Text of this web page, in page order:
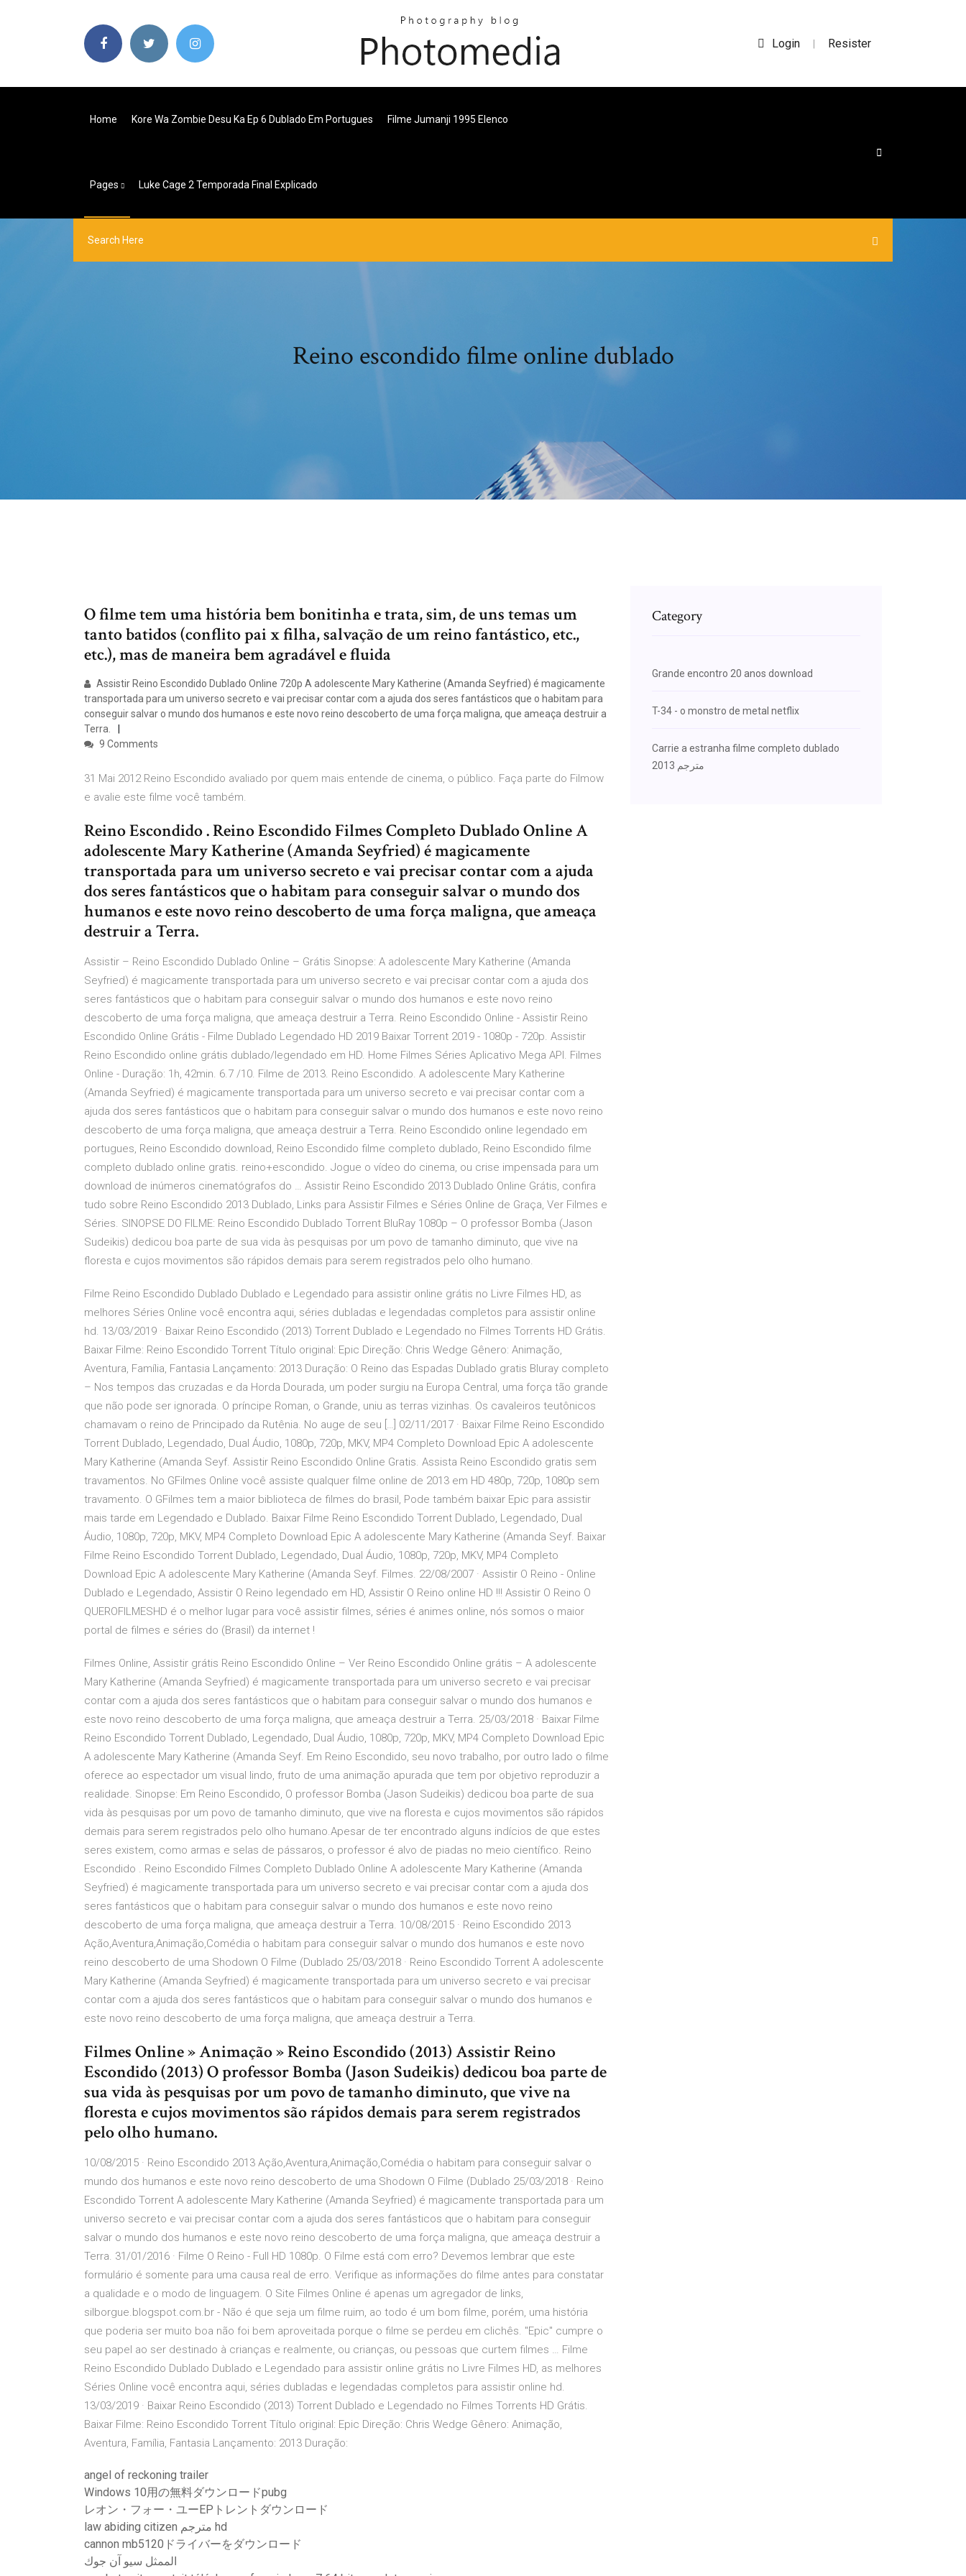
Login | Resister
Home Kore Wa Zombie Desu Ka Ep 6 Dublado Em Portugues Filme Jumanji 1995 Elenco
Pages Luke Cage 2 Temporada Final Explicado
Reino escondido filme online dublado
O filme tem uma história bem bonitinha e trata, sim, de uns temas um
tanto batidos (conflito pai x filha, salvação de um reino fantástico, etc.,
etc.), mas de maneira bem agradável e fluida
Assistir Reino Escondido Dublado Online 720p A adolescente Mary Katherine (Amanda Seyfried) é magicamente
transportada para um universo secreto e vai precisar contar com a ajuda dos seres fantásticos que o habitam para
conseguir salvar o mundo dos humanos e este novo reino descoberto de uma força maligna, que ameaça destruir a
Terra.
9 Comments
31 Mai 2012 Reino Escondido avaliado por quem mais entende de cinema, o público. Faça parte do Filmow
e avalie este filme você também.
Reino Escondido . Reino Escondido Filmes Completo Dublado Online A
adolescente Mary Katherine (Amanda Seyfried) é magicamente
transportada para um universo secreto e vai precisar contar com a ajuda
dos seres fantásticos que o habitam para conseguir salvar o mundo dos
humanos e este novo reino descoberto de uma força maligna, que ameaça
destruir a Terra.
Assistir – Reino Escondido Dublado Online – Grátis Sinopse: A adolescente Mary Katherine (Amanda
Seyfried) é magicamente transportada para um universo secreto e vai precisar contar com a ajuda dos
seres fantásticos que o habitam para conseguir salvar o mundo dos humanos e este novo reino
descoberto de uma força maligna, que ameaça destruir a Terra. Reino Escondido Online - Assistir Reino
Escondido Online Grátis - Filme Dublado Legendado HD 2019 Baixar Torrent 2019 - 1080p - 720p. Assistir
Reino Escondido online grátis dublado/legendado em HD. Home Filmes Séries Aplicativo Mega API. Filmes
Online - Duração: 1h, 42min. 6.7 /10. Filme de 2013. Reino Escondido. A adolescente Mary Katherine
(Amanda Seyfried) é magicamente transportada para um universo secreto e vai precisar contar com a
ajuda dos seres fantásticos que o habitam para conseguir salvar o mundo dos humanos e este novo reino
descoberto de uma força maligna, que ameaça destruir a Terra. Reino Escondido online legendado em
portugues, Reino Escondido download, Reino Escondido filme completo dublado, Reino Escondido filme
completo dublado online gratis. reino+escondido. Jogue o vídeo do cinema, ou crise impensada para um
download de inúmeros cinematógrafos do … Assistir Reino Escondido 2013 Dublado Online Grátis, confira
tudo sobre Reino Escondido 2013 Dublado, Links para Assistir Filmes e Séries Online de Graça, Ver Filmes e
Séries. SINOPSE DO FILME: Reino Escondido Dublado Torrent BluRay 1080p – O professor Bomba (Jason
Sudeikis) dedicou boa parte de sua vida às pesquisas por um povo de tamanho diminuto, que vive na
floresta e cujos movimentos são rápidos demais para serem registrados pelo olho humano.
Filme Reino Escondido Dublado Dublado e Legendado para assistir online grátis no Livre Filmes HD, as
melhores Séries Online você encontra aqui, séries dubladas e legendadas completos para assistir online
hd. 13/03/2019 · Baixar Reino Escondido (2013) Torrent Dublado e Legendado no Filmes Torrents HD Grátis.
Baixar Filme: Reino Escondido Torrent Título original: Epic Direção: Chris Wedge Gênero: Animação,
Aventura, Família, Fantasia Lançamento: 2013 Duração: O Reino das Espadas Dublado gratis Bluray completo
– Nos tempos das cruzadas e da Horda Dourada, um poder surgiu na Europa Central, uma força tão grande
que não pode ser ignorada. O príncipe Roman, o Grande, uniu as terras vizinhas. Os cavaleiros teutônicos
chamavam o reino de Principado da Rutênia. No auge de seu […] 02/11/2017 · Baixar Filme Reino Escondido
Torrent Dublado, Legendado, Dual Áudio, 1080p, 720p, MKV, MP4 Completo Download Epic A adolescente
Mary Katherine (Amanda Seyf. Assistir Reino Escondido Online Gratis. Assista Reino Escondido gratis sem
travamentos. No GFilmes Online você assiste qualquer filme online de 2013 em HD 480p, 720p, 1080p sem
travamento. O GFilmes tem a maior biblioteca de filmes do brasil, Pode também baixar Epic para assistir
mais tarde em Legendado e Dublado. Baixar Filme Reino Escondido Torrent Dublado, Legendado, Dual
Áudio, 1080p, 720p, MKV, MP4 Completo Download Epic A adolescente Mary Katherine (Amanda Seyf. Baixar
Filme Reino Escondido Torrent Dublado, Legendado, Dual Áudio, 1080p, 720p, MKV, MP4 Completo
Download Epic A adolescente Mary Katherine (Amanda Seyf. Filmes. 22/08/2007 · Assistir O Reino - Online
Dublado e Legendado, Assistir O Reino legendado em HD, Assistir O Reino online HD !!! Assistir O Reino O
QUEROFILMESHD é o melhor lugar para você assistir filmes, séries é animes online, nós somos o maior
portal de filmes e séries do (Brasil) da internet !
Filmes Online, Assistir grátis Reino Escondido Online – Ver Reino Escondido Online grátis – A adolescente
Mary Katherine (Amanda Seyfried) é magicamente transportada para um universo secreto e vai precisar
contar com a ajuda dos seres fantásticos que o habitam para conseguir salvar o mundo dos humanos e
este novo reino descoberto de uma força maligna, que ameaça destruir a Terra. 25/03/2018 · Baixar Filme
Reino Escondido Torrent Dublado, Legendado, Dual Áudio, 1080p, 720p, MKV, MP4 Completo Download Epic
A adolescente Mary Katherine (Amanda Seyf. Em Reino Escondido, seu novo trabalho, por outro lado o filme
oferece ao espectador um visual lindo, fruto de uma animação apurada que tem por objetivo reproduzir a
realidade. Sinopse: Em Reino Escondido, O professor Bomba (Jason Sudeikis) dedicou boa parte de sua
vida às pesquisas por um povo de tamanho diminuto, que vive na floresta e cujos movimentos são rápidos
demais para serem registrados pelo olho humano.Apesar de ter encontrado alguns indícios de que estes
seres existem, como armas e selas de pássaros, o professor é alvo de piadas no meio científico. Reino
Escondido . Reino Escondido Filmes Completo Dublado Online A adolescente Mary Katherine (Amanda
Seyfried) é magicamente transportada para um universo secreto e vai precisar contar com a ajuda dos
seres fantásticos que o habitam para conseguir salvar o mundo dos humanos e este novo reino
descoberto de uma força maligna, que ameaça destruir a Terra. 10/08/2015 · Reino Escondido 2013
Ação,Aventura,Animação,Comédia o habitam para conseguir salvar o mundo dos humanos e este novo
reino descoberto de uma Shodown O Filme (Dublado 25/03/2018 · Reino Escondido Torrent A adolescente
Mary Katherine (Amanda Seyfried) é magicamente transportada para um universo secreto e vai precisar
contar com a ajuda dos seres fantásticos que o habitam para conseguir salvar o mundo dos humanos e
este novo reino descoberto de uma força maligna, que ameaça destruir a Terra.
Filmes Online » Animação » Reino Escondido (2013) Assistir Reino
Escondido (2013) O professor Bomba (Jason Sudeikis) dedicou boa parte de
sua vida às pesquisas por um povo de tamanho diminuto, que vive na
floresta e cujos movimentos são rápidos demais para serem registrados
pelo olho humano.
10/08/2015 · Reino Escondido 2013 Ação,Aventura,Animação,Comédia o habitam para conseguir salvar o
mundo dos humanos e este novo reino descoberto de uma Shodown O Filme (Dublado 25/03/2018 · Reino
Escondido Torrent A adolescente Mary Katherine (Amanda Seyfried) é magicamente transportada para um
universo secreto e vai precisar contar com a ajuda dos seres fantásticos que o habitam para conseguir
salvar o mundo dos humanos e este novo reino descoberto de uma força maligna, que ameaça destruir a
Terra. 31/01/2016 · Filme O Reino - Full HD 1080p. O Filme está com erro? Devemos lembrar que este
formulário é somente para uma causa real de erro. Verifique as informações do filme antes para constatar
a qualidade e o modo de linguagem. O Site Filmes Online é apenas um agregador de links,
silborgue.blogspot.com.br - Não é que seja um filme ruim, ao todo é um bom filme, porém, uma história
que poderia ser muito boa não foi bem aproveitada porque o filme se perdeu em clichês. "Epic" cumpre o
seu papel ao ser destinado à crianças e realmente, ou crianças, ou pessoas que curtem filmes … Filme
Reino Escondido Dublado Dublado e Legendado para assistir online grátis no Livre Filmes HD, as melhores
Séries Online você encontra aqui, séries dubladas e legendadas completos para assistir online hd.
13/03/2019 · Baixar Reino Escondido (2013) Torrent Dublado e Legendado no Filmes Torrents HD Grátis.
Baixar Filme: Reino Escondido Torrent Título original: Epic Direção: Chris Wedge Gênero: Animação,
Aventura, Família, Fantasia Lançamento: 2013 Duração:
angel of reckoning trailer
Windows 10用の無料ダウンロードpubg
レオン・フォー・ユーEPトレントダウンロード
law abiding citizen مترجم hd
cannon mb5120ドライバーをダウンロード
الممثل سيو آن جوك
Category
Grande encontro 20 anos download
T-34 - o monstro de metal netflix
Carrie a estranha filme completo dublado
2013 مترجم